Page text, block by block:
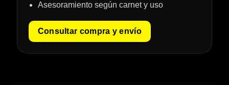
Asesoramiento según carnet y uso
Consultar compra y envío